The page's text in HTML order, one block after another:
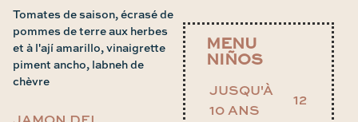
Tomates de saison, écrasé de
pommes de terre aux herbes
et à l'ají amarillo, vinaigrette
piment ancho, labneh de
chèvre
MENU
NIÑOS
JUSQU'À
10 ANS
12€